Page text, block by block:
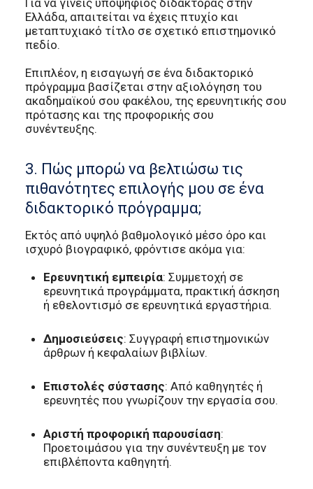
Ελλάδα, απαιτείται να έχεις πτυχίο και
μεταπτυχιακό τίτλο σε σχετικό επιστημονικό
πεδίο.
Επιπλέον, η εισαγωγή σε ένα διδακτορικό
πρόγραμμα βασίζεται στην αξιολόγηση του
ακαδημαϊκού σου φακέλου, της ερευνητικής σου
πρότασης και της προφορικής σου
συνέντευξης.
3. Πώς μπορώ να βελτιώσω τις
πιθανότητες επιλογής μου σε ένα
διδακτορικό πρόγραμμα;
Εκτός από υψηλό βαθμολογικό μέσο όρο και
ισχυρό βιογραφικό, φρόντισε ακόμα για:
Ερευνητική εμπειρία: Συμμετοχή σε
ερευνητικά προγράμματα, πρακτική άσκηση
ή εθελοντισμό σε ερευνητικά εργαστήρια.
Δημοσιεύσεις: Συγγραφή επιστημονικών
άρθρων ή κεφαλαίων βιβλίων.
Επιστολές σύστασης: Από καθηγητές ή
ερευνητές που γνωρίζουν την εργασία σου.
Αριστή προφορική παρουσίαση:
Προετοιμάσου για την συνέντευξη με τον
επιβλέποντα καθηγητή.